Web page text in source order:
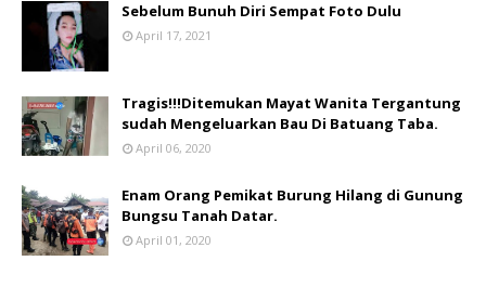
Sebelum Bunuh Diri Sempat Foto Dulu
April 17, 2021
Tragis!!!Ditemukan Mayat Wanita Tergantung
sudah Mengeluarkan Bau Di Batuang Taba.
April 06, 2020
Enam Orang Pemikat Burung Hilang di Gunung
Bungsu Tanah Datar.
April 01, 2020